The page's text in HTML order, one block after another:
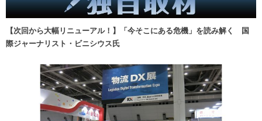
【次回から大幅リニューアル！】「今そこにある危機」を読み解く 国
際ジャーナリスト・ビニシウス氏